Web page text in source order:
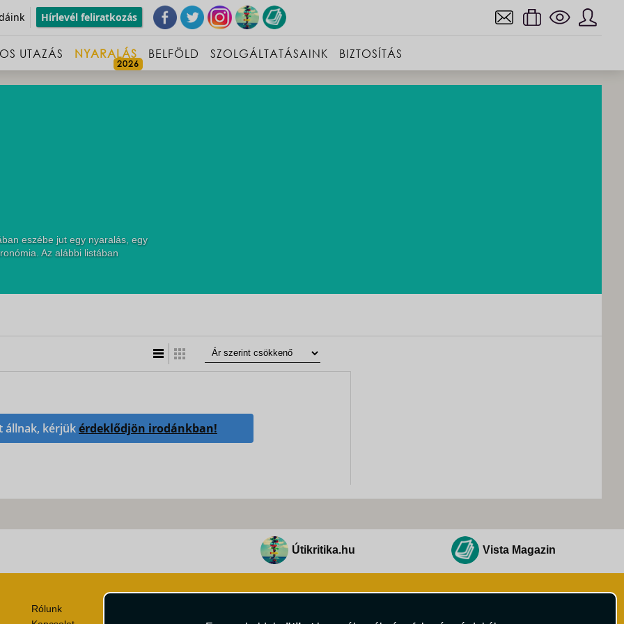
Hírlevél feliratkozás
UTAZÁS NYARALÁS BELFÖLD SZOLGÁLTATÁSAINK BIZTOSÍTÁS
eszébe jut egy nyaralás, egy
Az alábbi listában
állnak, kérjükérdeklődjön irodánkban!
Útikritika.hu Vista Magazin
Rólunk